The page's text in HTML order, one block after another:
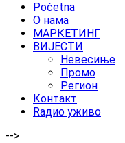
Početna
O нама
МАРКЕТИНГ
ВИЈЕСТИ
Невесиње
Промо
Регион
Контакт
Rадио уживо
-->